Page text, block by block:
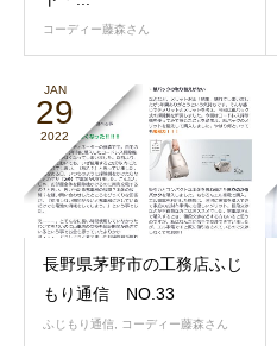
コーディー藤森さん
JAN
29
2022
長野県茅野市の工務店ふじ
もり通信 NO.33
ふじもり通信, コーディー藤森さん